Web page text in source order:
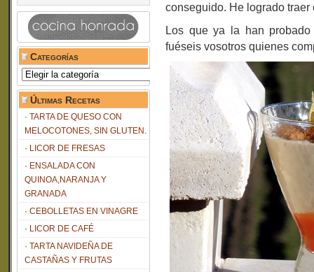
Categorías
Categorías
Últimas Recetas
TARTA DE QUESO CON
MELOCOTONES, SIN GLUTEN.
LICOR DE FRESAS
ENSALADA CON
QUINOA,NARANJA Y
GRANADA
CEBOLLETAS EN VINAGRE
LICOR DE CAFÉ
TARTA NAVIDEÑA DE
CASTAÑAS Y FRUTAS
conseguido. He logrado
Los que ya la han
fuéseis vosotros quienes